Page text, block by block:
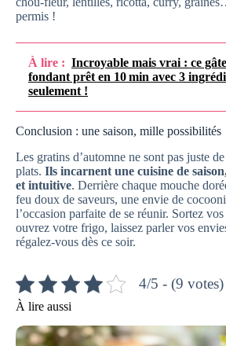
permis !
À lire : Incroyable mais vrai : ce
fondant prêt en 10 min avec 3
seulement !
Conclusion : une saison, mille possibilités
Les gratins d’automne ne sont pas juste
plats. Ils incarnent une cuisine de
et intuitive. Derrière chaque mouche
feu doux de saveurs, une envie de
l’occasion parfaite de se réunir. Sortez
ouvrez votre frigo, laissez parler vos
régalez-vous dès ce soir.
4/5 - (9 votes)
À lire aussi